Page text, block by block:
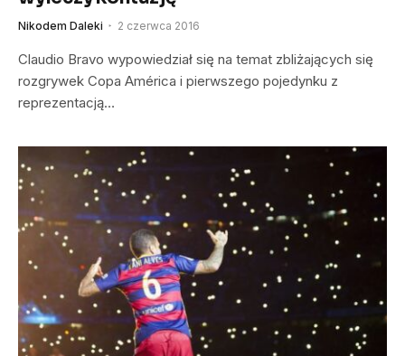
Nikodem Daleki 2 czerwca 2016
Claudio Bravo wypowiedział się na temat zbliżających się
rozgrywek Copa América i pierwszego pojedynku z
reprezentacją…